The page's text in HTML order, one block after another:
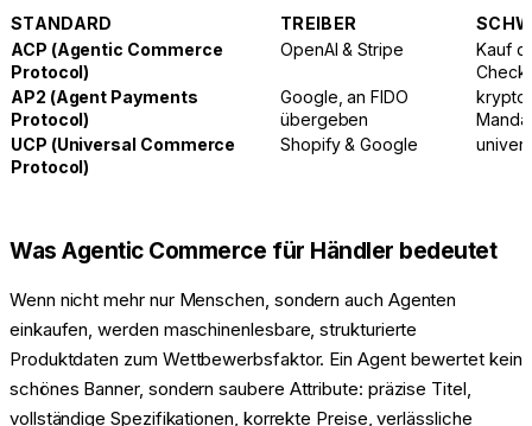
STANDARD TREIBER
ACP (Agentic Commerce
Protocol)
OpenAI & Stripe
Kauf
AP2 (Agent Payments
Protocol)
Google, an FIDO
übergeben
UCP (Universal Commerce
Protocol)
Shopify & Google
Was Agentic Commerce für Händler bedeutet
Wenn nicht mehr nur Menschen, sondern auch Agenten
einkaufen, werden maschinenlesbare, strukturierte
Produktdaten zum Wettbewerbsfaktor. Ein Agent bewertet kein
schönes Banner, sondern saubere Attribute: präzise Titel,
vollständige Spezifikationen, korrekte Preise, verlässliche